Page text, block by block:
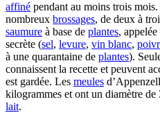
affiné pendant au moins trois
nombreux brossages, de deux à
saumure à base de plantes,
secrète (sel, levure, vin blanc,
à une quarantaine de plantes).
connaissent la recette et peuvent
est gardée. Les meules
kilogrammes et ont un diamètre
lait.